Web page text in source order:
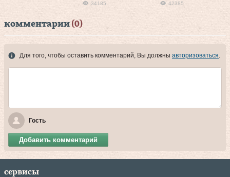
34185 42385
комментарии (0)
Для того, чтобы оставить комментарий, Вы должны авторизоваться.
Гость
Добавить комментарий
сервисы